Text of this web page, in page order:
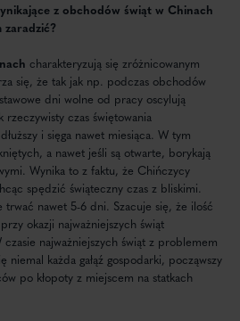
z obchodów świąt w Chinach
zaradzić?
charakteryzują się zróżnicowanym
się, że tak jak np. podczas obchodów
dni wolne od pracy oscylują
czas świętowania
i sięga nawet miesiąca. W tym
a nawet jeśli są otwarte, borykają
Wynika to z faktu, że Chińczycy
spędzić świąteczny czas z bliskimi.
nawet 5-6 dni. Szacuje się, że ilość
okazji najważniejszych świąt
najważniejszych świąt z problemem
niemal każda gałąź gospodarki, począwszy
po kłopoty z miejscem na statkach